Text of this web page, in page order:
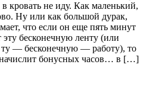
кровать не иду. Как маленький,
Ну или как большой дурак,
что если он еще пять минут
эту бесконечную ленту (или
ту — бесконечную — работу), то
бонусных часов… в […]